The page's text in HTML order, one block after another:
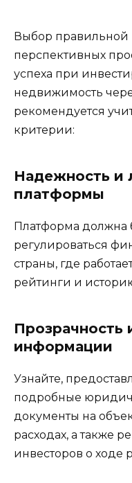
Выбор правильной
перспективных
успеха при
недвижимость
рекомендуется
критерии:
Надежность и
платформы
Платформа должна
регулироваться
страны, где
рейтинги и
Прозрачность
информации
Узнайте,
подробные
документы на
расходах, а также
инвесторов о ходе